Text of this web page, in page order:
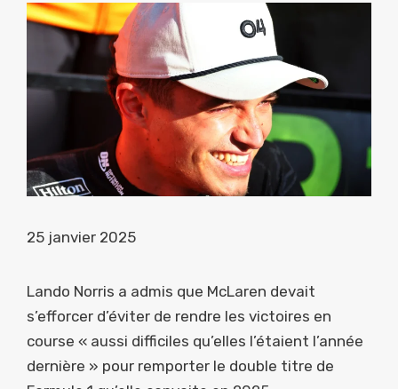
25 janvier 2025
Lando Norris a admis que McLaren devait
s’efforcer d’éviter de rendre les victoires en
course « aussi difficiles qu’elles l’étaient l’année
dernière » pour remporter le double titre de